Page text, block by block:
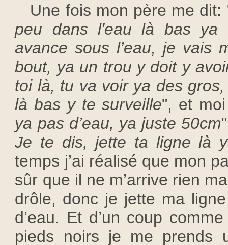
Une fois mon père me dit:
peu dans l'eau là bas ya
avance sous l’eau, je vais
bout, ya un trou y doit y
toi là, tu va voir ya des
là bas y te surveille", et
ya pas d’eau, ya juste 50cm
Je te dis, jette ta ligne là
temps j’ai réalisé que mon
sûr que il ne m’arrive rien
drôle, donc je jette ma
d’eau. Et d’un coup
pieds noirs je me prends